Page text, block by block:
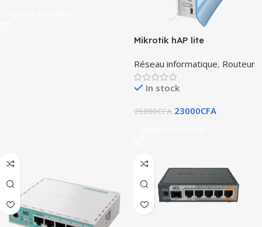
Mikrotik hAP lite
Réseau informatique, Routeur
In stock
25000CFA 23000CFA